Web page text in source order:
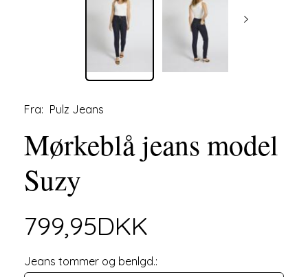
Fra: Pulz Jeans
Mørkeblå jeans model
Suzy
799,95DKK
Jeans tommer og benlgd.: